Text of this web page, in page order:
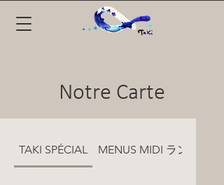
Notre Carte
TAKI SPÉCIAL MENUS MIDI ランチメニ